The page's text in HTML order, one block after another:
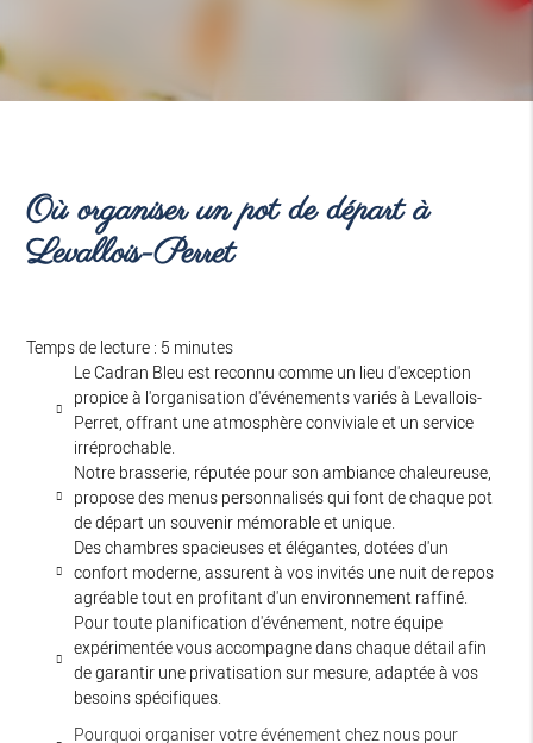
Où organiser un pot de départ à
Levallois-Perret
Temps de lecture : 5 minutes
Le Cadran Bleu est reconnu comme un lieu d'exception
propice à l'organisation d'événements variés à Levallois-
Perret, offrant une atmosphère conviviale et un service
irréprochable.
Notre brasserie, réputée pour son ambiance chaleureuse,
propose des menus personnalisés qui font de chaque pot
de départ un souvenir mémorable et unique.
Des chambres spacieuses et élégantes, dotées d'un
confort moderne, assurent à vos invités une nuit de repos
agréable tout en profitant d'un environnement raffiné.
Pour toute planification d'événement, notre équipe
expérimentée vous accompagne dans chaque détail afin
de garantir une privatisation sur mesure, adaptée à vos
besoins spécifiques.
Pourquoi organiser votre événement chez nous pour